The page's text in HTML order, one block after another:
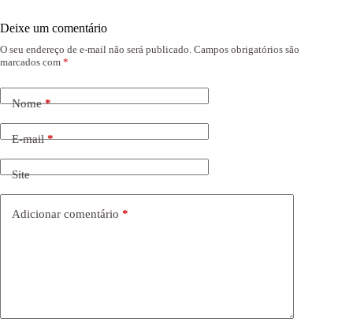
Deixe um comentário
O seu endereço de e-mail não será publicado. Campos obrigatórios são
marcados com *
Nome*
E-mail*
Site
Adicionar comentário *